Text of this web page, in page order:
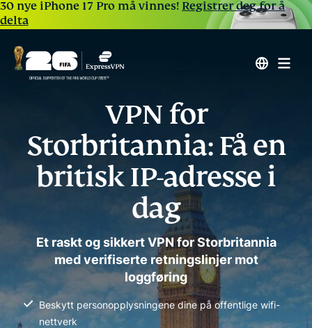
30 nye iPhone 17 Pro må vinnes! Registrer deg for å
delta
VPN for
Storbritannia: Få en
britisk IP-adresse i
dag
Et raskt og sikkert VPN for Storbritannia
med verifiserte retningslinjer mot
loggføring
Beskytt personopplysningene dine på offentlige wifi-
nettverk